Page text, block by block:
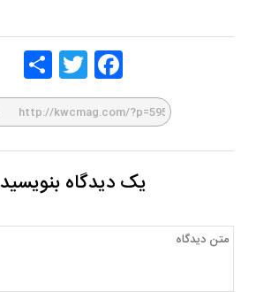
Face
book
Twitt
er
یک دیدگاه بنویسید